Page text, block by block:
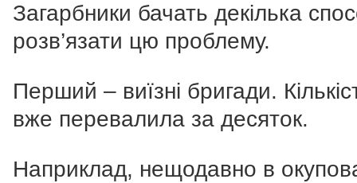
Загарбники бачать декілька
розв’язати цю проблему.
Перший – виїзні бригади.
вже перевалила за десяток.
Наприклад, нещодавно в